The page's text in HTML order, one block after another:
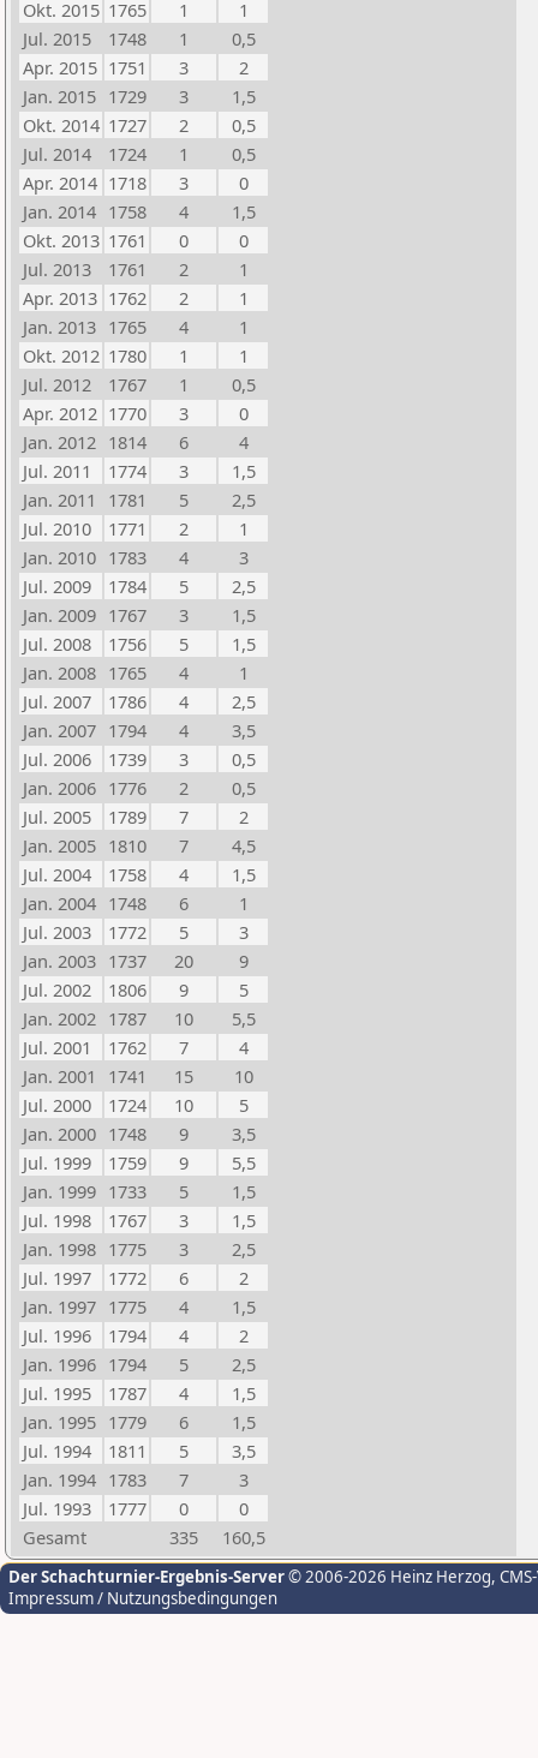
Okt. 2015 1765 1
1
Jul. 2015
1748 1
0,5
Apr. 2015 1751 3
2
Jan. 2015 1729 3
1,5
Okt. 2014 1727 2
0,5
Jul. 2014
1724 1
0,5
Apr. 2014 1718 3
0
Jan. 2014 1758 4
1,5
Okt. 2013 1761 0
0
Jul. 2013
1761 2
1
Apr. 2013 1762 2
1
Jan. 2013 1765 4
1
Okt. 2012 1780 1
1
Jul. 2012
1767 1
0,5
Apr. 2012 1770 3
0
Jan. 2012 1814 6
4
Jul. 2011
1774 3
1,5
Jan. 2011
1781 5
2,5
Jul. 2010
1771 2
1
Jan. 2010 1783 4
3
Jul. 2009
1784 5
2,5
Jan. 2009 1767 3
1,5
Jul. 2008
1756 5
1,5
Jan. 2008 1765 4
1
Jul. 2007
1786 4
2,5
Jan. 2007 1794 4
3,5
Jul. 2006
1739 3
0,5
Jan. 2006 1776 2
0,5
Jul. 2005
1789 7
2
Jan. 2005 1810 7
4,5
Jul. 2004
1758 4
1,5
Jan. 2004 1748 6
1
Jul. 2003
1772 5
3
Jan. 2003 1737 20
9
Jul. 2002
1806 9
5
Jan. 2002 1787 10
5,5
Jul. 2001
1762 7
4
Jan. 2001
1741 15
10
Jul. 2000
1724 10
5
Jan. 2000 1748 9
3,5
Jul. 1999
1759 9
5,5
Jan. 1999 1733 5
1,5
Jul. 1998
1767 3
1,5
Jan. 1998 1775 3
2,5
Jul. 1997
1772 6
2
Jan. 1997 1775 4
1,5
Jul. 1996
1794 4
2
Jan. 1996 1794 5
2,5
Jul. 1995
1787 4
1,5
Jan. 1995 1779 6
1,5
Jul. 1994
1811 5
3,5
Jan. 1994 1783 7
3
Jul. 1993
1777 0
0
Gesamt
335 160,5
Der Schachturnier-Ergebnis-Server© 2006-2026 Heinz Herzog,
Impressum / Nutzungsbedingungen